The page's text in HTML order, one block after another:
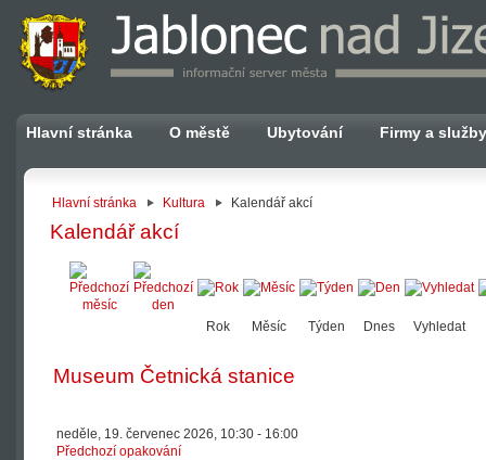
Hlavní stránka O městě Ubytování Firmy a služby
Hlavní stránka Kultura Kalendář akcí
Kalendář akcí
Rok Měsíc Týden Dnes Vyhledat
Museum Četnická stanice
neděle, 19. červenec 2026, 10:30 - 16:00
Předchozí opakování